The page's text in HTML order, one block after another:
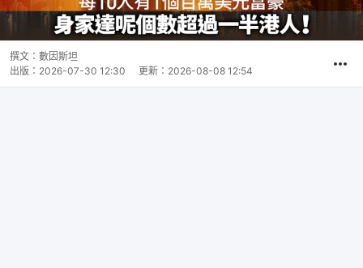
撰文： 數因斯坦
出版： 2026-07-30 12:30 更新： 2026-08-08 12:54